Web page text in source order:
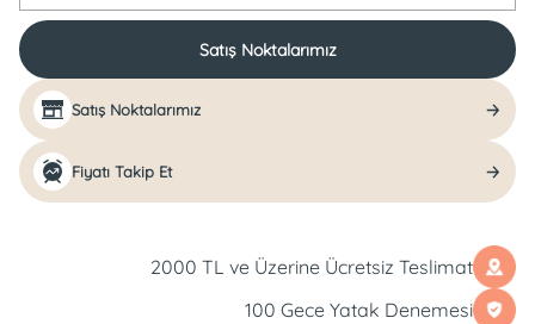
Satış Noktalarımız
Satış Noktalarımız
Fiyatı Takip Et
2000 TL ve Üzerine Ücretsiz Teslimat
100 Gece Yatak Denemesi